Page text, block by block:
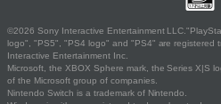
©2026 Sony Interactive Entertainment
logo", "PS5", "PS4 logo" and "PS4" are registered
Interactive Entertainment Inc.
Microsoft, the XBOX Sphere mark, the Series X|S
of the Microsoft group of companies.
Nintendo Switch is a trademark of Nintendo.